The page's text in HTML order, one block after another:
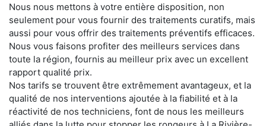
Nous nous mettons à votre entière disposition, non
seulement pour vous fournir des traitements curatifs, mais
aussi pour vous offrir des traitements préventifs efficaces.
Nous vous faisons profiter des meilleurs services dans
toute la région, fournis au meilleur prix avec un excellent
rapport qualité prix.
Nos tarifs se trouvent être extrêmement avantageux, et la
qualité de nos interventions ajoutée à la fiabilité et à la
réactivité de nos techniciens, font de nous les meilleurs